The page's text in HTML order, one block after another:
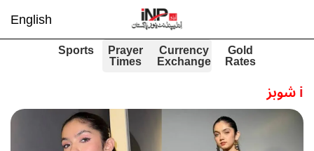
English
Gold
Rates
Currency
Exchange
Prayer
Times
Sports
iشوبز